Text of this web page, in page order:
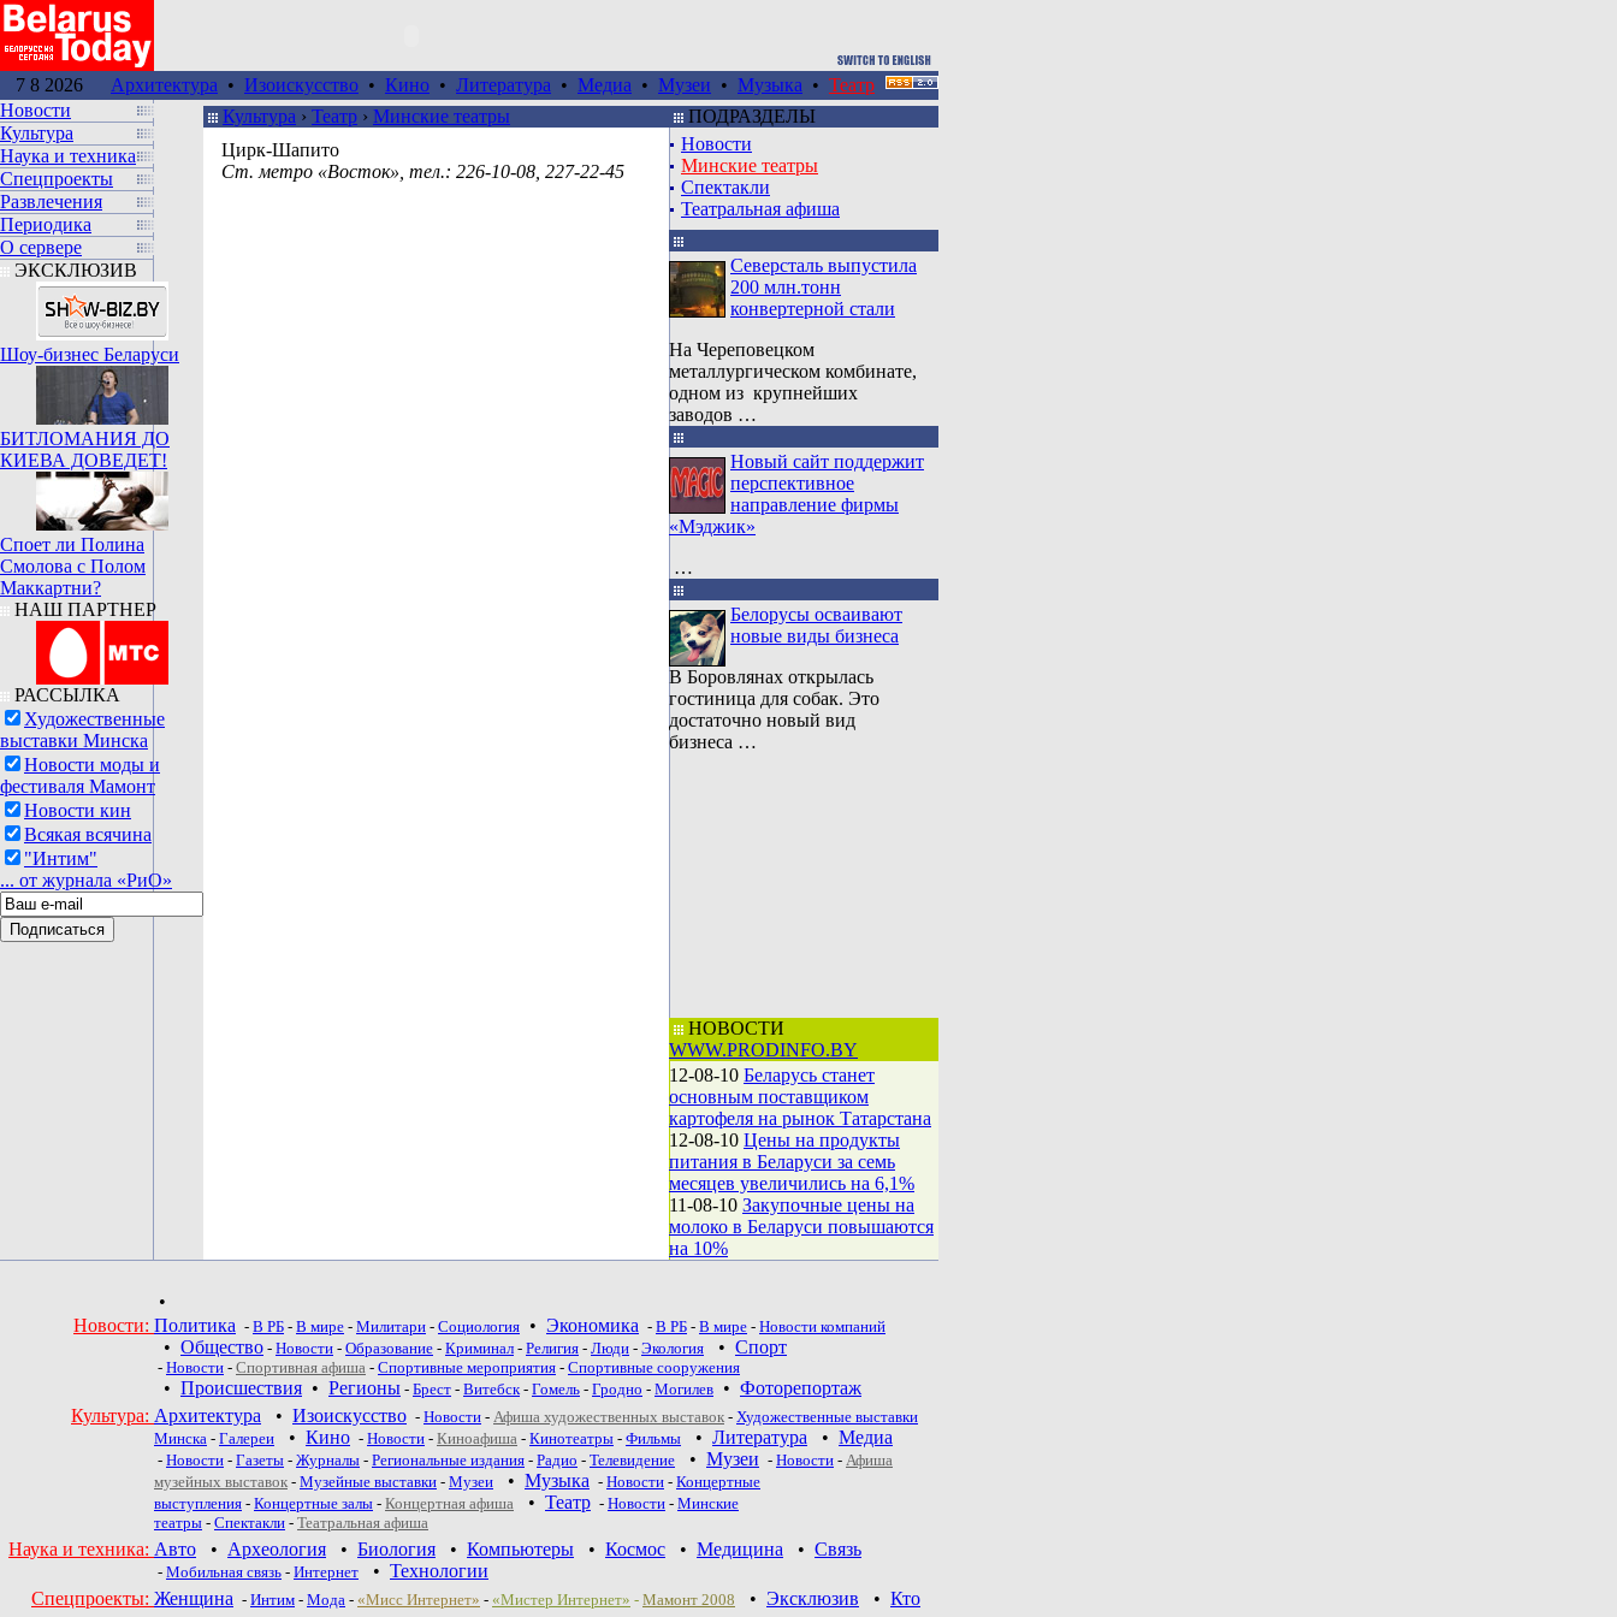
7 8 2026 Архитектура • Изоискусство • Кино • Литература • Медиа • Музеи • Музыка • Театр
Новости
Культура
Наука и техника
Спецпроекты
Развлечения
Периодика
О сервере
ЭКСКЛЮЗИВ
Шоу-бизнес Беларуси
БИТЛОМАНИЯ ДО
КИЕВА ДОВЕДЕТ!
Споет ли Полина
Смолова с Полом
Маккартни?
НАШ ПАРТНЕР
РАССЫЛКА
Художественные
выставки Минска
Новости моды и
фестиваля Мамонт
Новости кин
Всякая всячина
"Интим"
... от журнала «РиО»
Культура › Театр › Минские театры
Цирк-Шапито
Ст. метро «Восток», тел.: 226-10-08, 227-22-45
ПОДРАЗДЕЛЫ
Новoсти
Минские театры
Спектакли
Театральная афиша
Северсталь выпустила
200 млн.тонн
конвертерной стали
На Череповецком
металлургическом комбинате,
одном из крупнейших
заводов …
Новый сайт поддержит
перспективное
направление фирмы
«Мэджик»
…
Белорусы осваивают
новые виды бизнеса
В Боровлянах открылась
гостиница для собак. Это
достаточно новый вид
бизнеса …
НОВОСТИ
WWW.PRODINFO.BY
12-08-10 Беларусь станет
основным поставщиком
картофеля на рынок Татарстана
12-08-10 Цены на продукты
питания в Беларуси за семь
месяцев увеличились на 6,1%
11-08-10 Закупочные цены на
молоко в Беларуси повышаются
на 10%
•
Новости: Политика - В РБ - В мире - Милитари - Социология • Экономика - В РБ - В мире - Новости компаний
• Общество - Новости - Образование - Криминал - Религия - Люди - Экология • Спорт
- Новости - Спортивная афиша - Спортивные мероприятия - Спортивные сооружения
• Происшествия • Регионы - Брест - Витебск- Гомель - Гродно - Могилев • Фоторепортаж
Культура: Архитектура • Изоискусство - Новости - Афиша художественных выставок - Художественные выставки
Минска - Галереи • Кино - Новости - Киноафиша - Кинотеатры - Фильмы • Литература • Медиа
- Новости - Газеты - Журналы - Региональные издания - Радио - Телевидение • Музеи - Новости - Афиша
музейных выставок - Музейные выставки - Музеи • Музыка - Новости - Концертные
выступления - Концертные залы - Концертная афиша • Театр - Новoсти - Минские
театры - Спектакли - Театральная афиша
Наука и техника: Авто • Археология • Биология • Компьютеры • Космос • Медицина • Связь
- Мобильная связь - Интернет • Технологии
Спецпроекты: Женщина - Интим - Мода - «Мисс Интернет» - «Мистер Интернет» - Мамонт 2008 • Эксклюзив • Кто